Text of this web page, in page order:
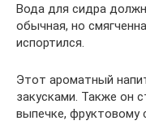
Вода для сидра
обычная, но
испортился.
Этот ароматный
закусками. Также он
выпечке, фруктовому